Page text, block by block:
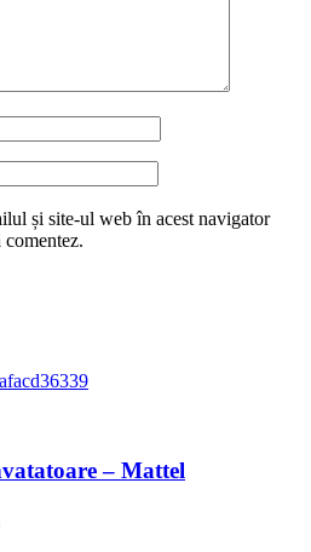
și site-ul web în acest navigator
– Mattel